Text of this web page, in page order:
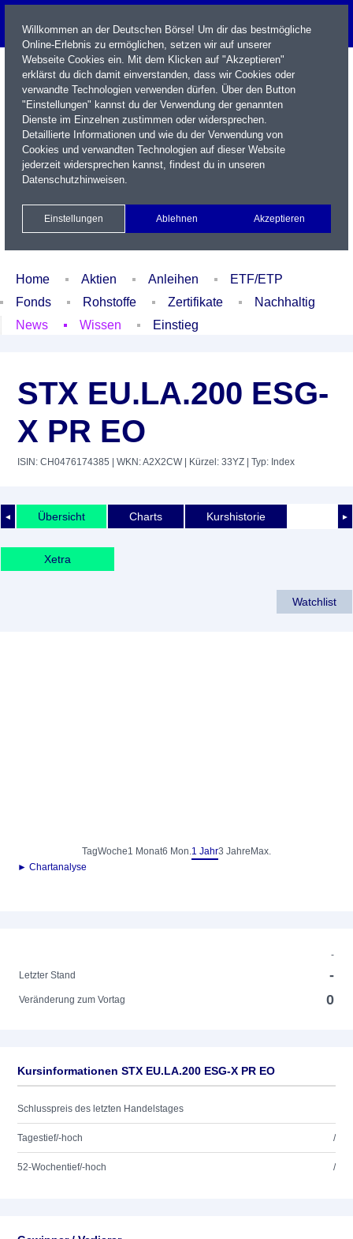
Name / WKN / ISIN / Kürzel
Xetra Realtime
Watchlist Portfolio Login
Home Aktien Anleihen
ETF/ETP
Fonds
Rohstoffe Zertifikate
Nachhaltig
News
Wissen Einstieg
STX EU.LA.200 ESG-
X PR EO
ISIN: CH0476174385 | WKN: A2X2CW| Kürzel: 33YZ | Typ: Index
◄ ►
Übersicht Charts Kurshistorie
Xetra
Watchlist
TagWoche1 Monat6 Mon.1 Jahr3 Jahre Max.
► Chartanalyse
-
Letzter Stand
-
Veränderung zum Vortag 0
Kursinformationen STX EU.LA.200 ESG-X PR EO
Schlusspreis des letzten Handelstages
Tagestief/-hoch /
52-Wochentief/-hoch /
Willkommen an der Deutschen Börse! Um dir das bestmögliche
Online-Erlebnis zu ermöglichen, setzen wir auf unserer
Webseite Cookies ein. Mit dem Klicken auf "Akzeptieren"
erklärst du dich damit einverstanden, dass wir Cookies oder
verwandte Technologien verwenden dürfen. Über den Button
"Einstellungen" kannst du der Verwendung der genannten
Dienste im Einzelnen zustimmen oder widersprechen.
Detaillierte Informationen und wie du der Verwendung von
Cookies und verwandten Technologien auf dieser Website
jederzeit widersprechen kannst, findest du in unseren
Datenschutzhinweisen.
Einstellungen Ablehnen Akzeptieren